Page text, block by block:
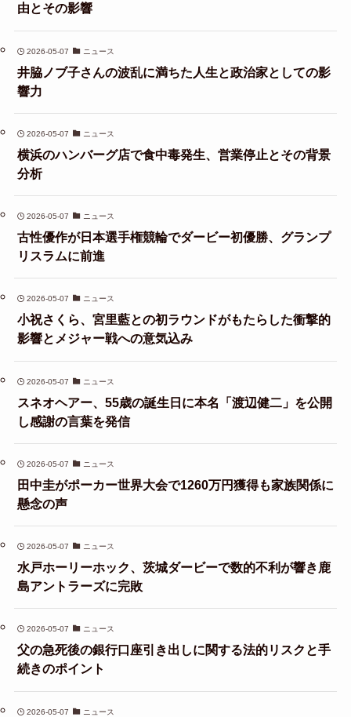
由とその影響
2026-05-07 ニュース
井脇ノブ子さんの波乱に満ちた人生と政治家としての影
響力
2026-05-07 ニュース
横浜のハンバーグ店で食中毒発生、営業停止とその背景
分析
2026-05-07 ニュース
古性優作が日本選手権競輪でダービー初優勝、グランプ
リスラムに前進
2026-05-07 ニュース
小祝さくら、宮里藍との初ラウンドがもたらした衝撃的
影響とメジャー戦への意気込み
2026-05-07 ニュース
スネオヘアー、55歳の誕生日に本名「渡辺健二」を公開
し感謝の言葉を発信
2026-05-07 ニュース
田中圭がポーカー世界大会で1260万円獲得も家族関係に
懸念の声
2026-05-07 ニュース
水戸ホーリーホック、茨城ダービーで数的不利が響き鹿
島アントラーズに完敗
2026-05-07 ニュース
父の急死後の銀行口座引き出しに関する法的リスクと手
続きのポイント
2026-05-07 ニュース